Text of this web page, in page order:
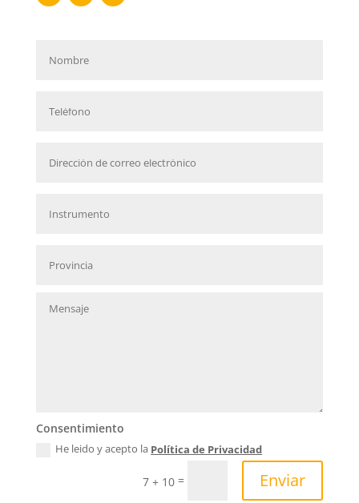
Consentimiento
He leido y acepto la Política de Privacidad
7 + 10 = Enviar